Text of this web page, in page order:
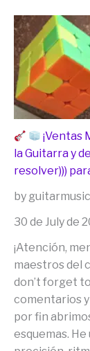
¡Ventas
la Guitarra y
resolver)))
by
30 de July de
¡Atención,
maestros del
don’t forget
comentarios y
por fin
esquemas.